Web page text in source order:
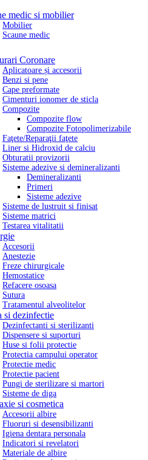
medic si mobilier
Mobilier
Scaune medic
Coronare
Aplicatoare și accesorii
Benzi si pene
Cape preformate
Cimenturi ionomer de sticla
Compozite
Compozite flow
Compozite Fotopolimerizabile
Faţete/Reparaţii faţete
Liner si Hidroxid de calciu
Obturatii provizorii
Sisteme adezive si demineralizanti
Demineralizanti
Primeri
Sisteme adezive
Sisteme de lustruit si finisat
Sisteme matrici
Testarea vitalitatii
Accesorii
Anestezie
Freze chirurgicale
Hemostatice
Refacere osoasa
Sutura
Tratamentul alveolitelor
si dezinfectie
Dezinfectanti si sterilizanti
Dispensere si suporturi
Huse si folii protectie
Protectia campului operator
Protectie medic
Protectie pacient
Pungi de sterilizare si martori
Sisteme de diga
si cosmetica
Accesorii albire
Fluoruri si desensibilizanti
Igiena dentara personala
Indicatori si revelatori
Materiale de albire